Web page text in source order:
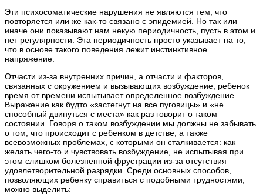
Эти психосоматические нарушения не являются тем, что
повторяется или же как-то связано с эпидемией. Но так или
иначе они показывают нам некую периодичность, пусть в этом и
нет регулярности. Эта периодичность просто указывает на то,
что в основе такого поведения лежит инстинктивное
напряжение.
Отчасти из-за внутренних причин, а отчасти и факторов,
связанных с окружением и вызывающих возбуждение, ребенок
время от времени испытывает определенное возбуждение.
Выражение как будто «застегнут на все пуговицы» и «не
способный двинуться с места» как раз говорит о таком
состоянии. Говоря о таком возбуждении мы должны не забывать
о том, что происходит с ребенком в детстве, а также
всевозможных проблемах, с которыми он сталкивается: как
желать чего-то и чувствовать возбуждение, не испытывая при
этом слишком болезненной фрустрации из-за отсутствия
удовлетворительной разрядки. Среди основных способов,
позволяющих ребенку справиться с подобными трудностями,
можно выделить: